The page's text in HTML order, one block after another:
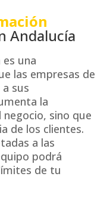
Andalucía
una
las empresas de
sus
la
sino que
de los clientes.
a las
podrá
de tu